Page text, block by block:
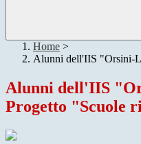
Home >
Alunni dell'IIS "Orsini-
Alunni dell'IIS
Progetto "Scuole